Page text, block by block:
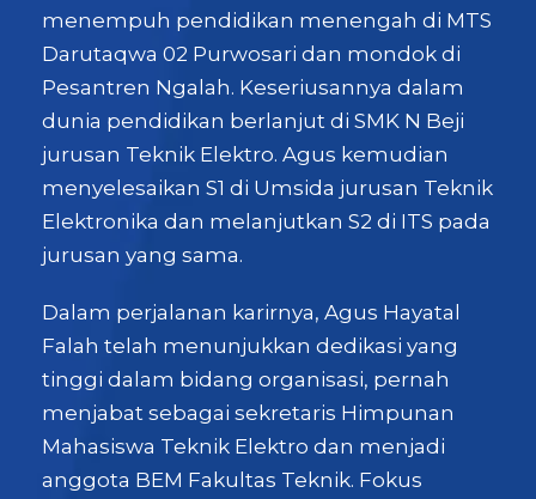
menempuh pendidikan menengah di MTS
Darutaqwa 02 Purwosari dan mondok di
Pesantren Ngalah. Keseriusannya dalam
dunia pendidikan berlanjut di SMK N Beji
jurusan Teknik Elektro. Agus kemudian
menyelesaikan S1 di Umsida jurusan Teknik
Elektronika dan melanjutkan S2 di ITS pada
jurusan yang sama.
Dalam perjalanan karirnya, Agus Hayatal
Falah telah menunjukkan dedikasi yang
tinggi dalam bidang organisasi, pernah
menjabat sebagai sekretaris Himpunan
Mahasiswa Teknik Elektro dan menjadi
anggota BEM Fakultas Teknik. Fokus